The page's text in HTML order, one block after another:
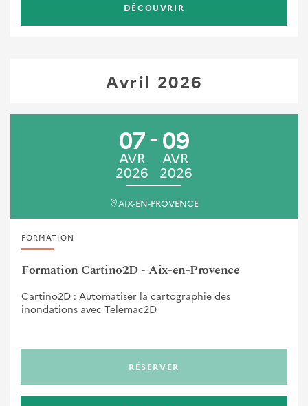
DÉCOUVRIR
Avril 2026
07
AVR
2026
09
AVR
2026
AIX-EN-PROVENCE
FORMATION
Formation Cartino2D - Aix-en-Provence
Cartino2D : Automatiser la cartographie des
inondations avec Telemac2D
RÉSERVER